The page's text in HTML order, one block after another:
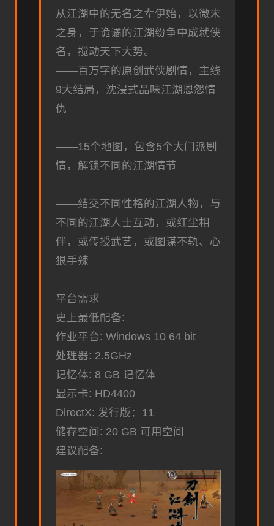
从江湖中的无名之辈伊始，以微末
之身，于诡谲的江湖纷争中成就侠
名，搅动天下大势。
——百万字的原创武侠剧情，主线
9大结局，沈浸式品味江湖恩怨情
仇
——15个地图，包含5个大门派剧
情，解锁不同的江湖情节
——结交不同性格的江湖人物，与
不同的江湖人士互动，或红尘相
伴，或传授武艺，或图谋不轨、心
狠手辣
平台需求
史上最低配备:
作业平台: Windows 10 64 bit
处理器: 2.5GHz
记忆体: 8 GB 记忆体
显示卡: HD4400
DirectX: 发行版：11
储存空间: 20 GB 可用空间
建议配备: